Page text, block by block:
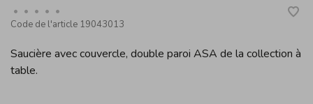
• • • • •
Code de l'article 19043013
Saucière avec couvercle, double paroi ASA de la collection à
table.